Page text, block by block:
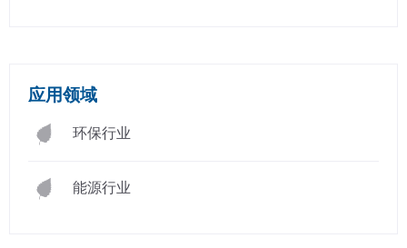
应用领域
环保行业
能源行业